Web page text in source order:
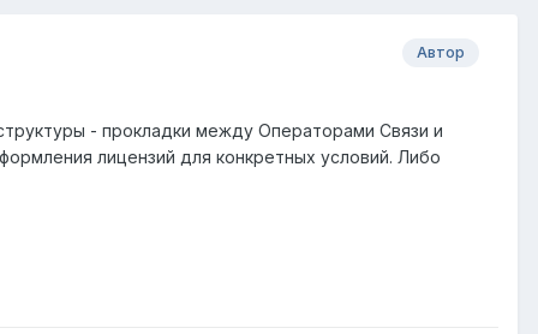
Автор
- прокладки между Операторами Связи и
лицензий для конкретных условий. Либо